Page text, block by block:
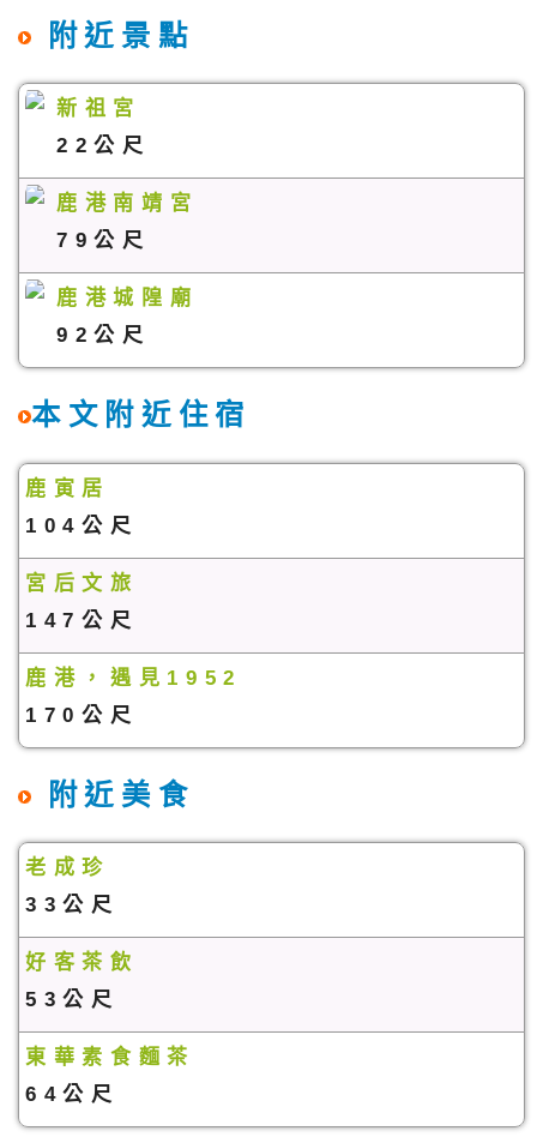
附近景點
新祖宮
22公尺
鹿港南靖宮
79公尺
鹿港城隍廟
92公尺
本文附近住宿
鹿寅居
104公尺
宮后文旅
147公尺
鹿港，遇見1952
170公尺
附近美食
老成珍
33公尺
好客茶飲
53公尺
東華素食麵茶
64公尺